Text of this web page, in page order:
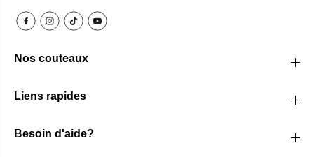
Nos couteaux
Liens rapides
Besoin d'aide?